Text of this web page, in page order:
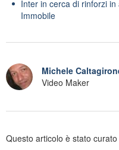
Inter in cerca di rinforzi
Immobile
Michele
Video Maker
Questo articolo è stato